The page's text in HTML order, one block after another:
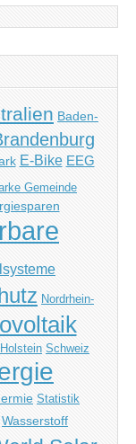
Baden-
E-Bike EEG
Gemeinde
Nordrhein-
Schweiz
Statistik
Wasserstoff